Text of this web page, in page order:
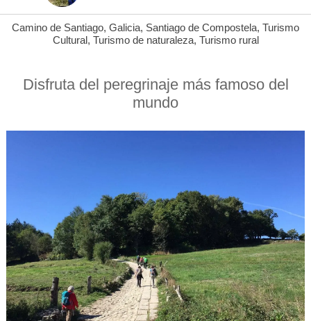
Camino de Santiago, Galicia, Santiago de Compostela, Turismo
Cultural, Turismo de naturaleza, Turismo rural
Disfruta del peregrinaje más famoso del
mundo